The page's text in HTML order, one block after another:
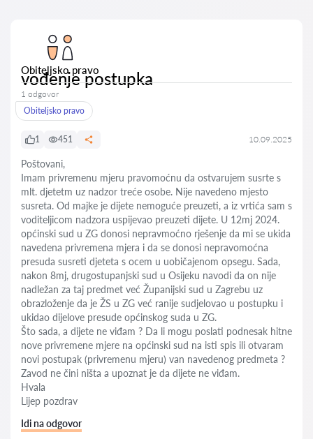
Obiteljsko pravo
vođenje postupka
1 odgovor
Obiteljsko pravo
1 451 10.09.2025
Poštovani,
Imam privremenu mjeru pravomoćnu da ostvarujem susrte s
mlt. djetetm uz nadzor treće osobe. Nije navedeno mjesto
susreta. Od majke je dijete nemoguće preuzeti, a iz vrtića sam s
voditeljicom nadzora uspijevao preuzeti dijete. U 12mj 2024.
općinski sud u ZG donosi nepravmoćno rješenje da mi se ukida
navedena privremena mjera i da se donosi nepravomoćna
presuda susreti djeteta s ocem u uobičajenom opsegu. Sada,
nakon 8mj, drugostupanjski sud u Osijeku navodi da on nije
nadležan za taj predmet već Županijski sud u Zagrebu uz
obrazloženje da je ŽS u ZG već ranije sudjelovao u postupku i
ukidao dijelove presude općinskog suda u ZG.
Što sada, a dijete ne viđam ? Da li mogu poslati podnesak hitne
nove privremene mjere na općinski sud na isti spis ili otvaram
novi postupak (privremenu mjeru) van navedenog predmeta ?
Zavod ne čini ništa a upoznat je da dijete ne viđam.
Hvala
Lijep pozdrav
Idi na odgovor